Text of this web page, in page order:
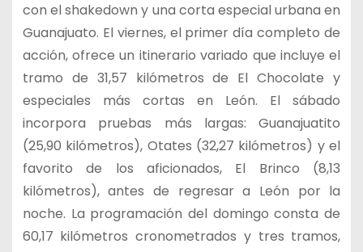
con el shakedown y una corta especial urbana en
Guanajuato. El viernes, el primer día completo de
acción, ofrece un itinerario variado que incluye el
tramo de 31,57 kilómetros de El Chocolate y
especiales más cortas en León. El sábado
incorpora pruebas más largas: Guanajuatito
(25,90 kilómetros), Otates (32,27 kilómetros) y el
favorito de los aficionados, El Brinco (8,13
kilómetros), antes de regresar a León por la
noche. La programación del domingo consta de
60,17 kilómetros cronometrados y tres tramos,